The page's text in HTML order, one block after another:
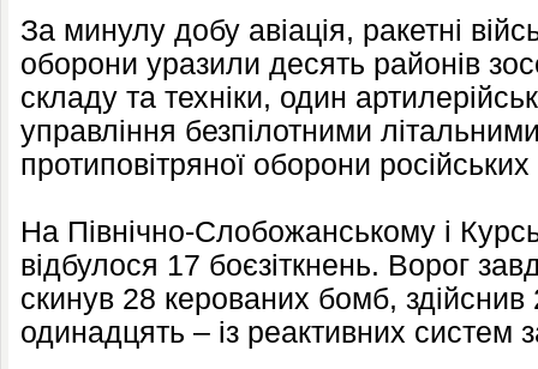
За минулу добу авіація, ракетні
оборони уразили десять районів
складу та техніки, один
управління безпілотними
протиповітряної оборони російських
На Північно-Слобожанському і
відбулося 17 боєзіткнень. Ворог
скинув 28 керованих бомб, здійснив
одинадцять – із реактивних систем